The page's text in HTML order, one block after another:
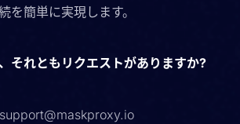
を簡単に実現します。
それともリクエストがありますか?
support@maskproxy.io